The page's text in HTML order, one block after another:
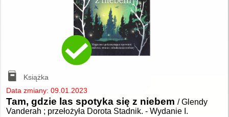
Książka
Data zmiany: 09.01.2023
Tam, gdzie las spotyka się z niebem / Glendy
Vanderah ; przełożyła Dorota Stadnik. - Wydanie I.